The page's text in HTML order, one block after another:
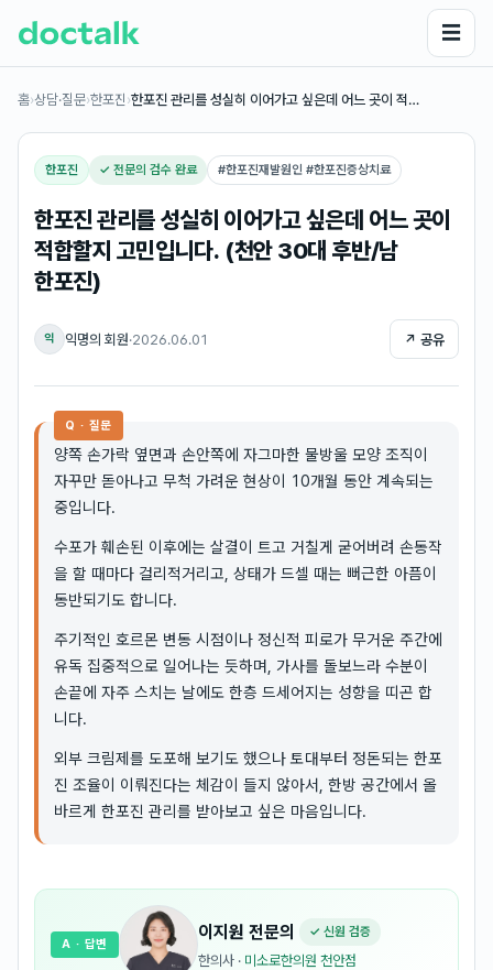
☰
홈›상담·질문›한포진 ›한포진 관리를 성실히 이어가고 싶은데 어느 곳이 적…
한포진 ✓ 전문의 검수 완료 #한포진재발원인 #한포진증상치료
한포진 관리를 성실히 이어가고 싶은데 어느 곳이
적합할지 고민입니다. (천안 30대 후반/남
한포진)
익 익명의 회원·2026.06.01 ↗ 공유
Q · 질문
양쪽 손가락 옆면과 손안쪽에 자그마한 물방울 모양 조직이
자꾸만 돋아나고 무척 가려운 현상이 10개월 동안 계속되는
중입니다.
수포가 훼손된 이후에는 살결이 트고 거칠게 굳어버려 손동작
을 할 때마다 걸리적거리고, 상태가 드셀 때는 뻐근한 아픔이
동반되기도 합니다.
주기적인 호르몬 변동 시점이나 정신적 피로가 무거운 주간에
유독 집중적으로 일어나는 듯하며, 가사를 돌보느라 수분이
손끝에 자주 스치는 날에도 한층 드세어지는 성향을 띠곤 합
니다.
외부 크림제를 도포해 보기도 했으나 토대부터 정돈되는 한포
진 조율이 이뤄진다는 체감이 들지 않아서, 한방 공간에서 올
바르게 한포진 관리를 받아보고 싶은 마음입니다.
이지원 전문의 ✓ 신원 검증
한의사 · 미소로한의원 천안점
A · 답변